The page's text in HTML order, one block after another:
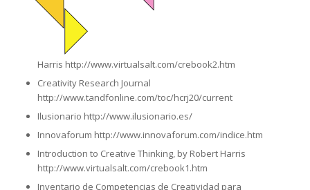
Harris http://www.virtualsalt.com/crebook2.htm
Creativity Research Journal
http://www.tandfonline.com/toc/hcrj20/current
Ilusionario http://www.ilusionario.es/
Innovaforum http://www.innovaforum.com/indice.htm
Introduction to Creative Thinking, by Robert Harris
http://www.virtualsalt.com/crebook1.htm
Inventario de Competencias de Creatividad para